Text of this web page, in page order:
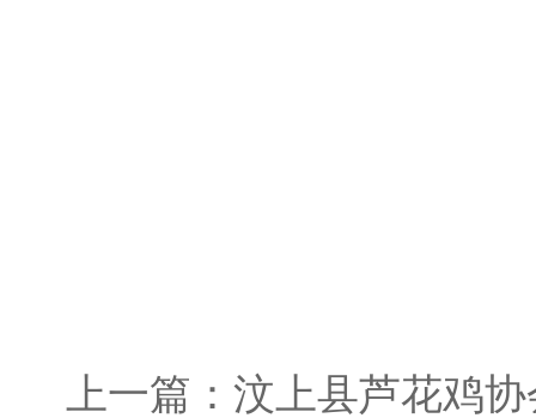
上一篇：汶上县芦花鸡